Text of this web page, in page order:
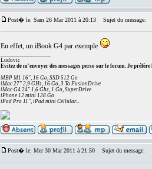
Post� le: Sam 26 Mar 2011 à 20:13 Sujet du message:
En effet, un iBook G4 par exemple
Ludovic
Evitez de m'envoyer des messages perso sur le forum. Je préfère
MBP M1 16", 16 Go, SSD 512 Go
iMac 27" 2,9 GHz, 16 Go, 3 To FusionDrive
iMac G4 24" 1,6 Ghz, 1 Go, SuperDrive
iPhone 12 mini 128 Go
iPad Pro 11", iPad mini Cellular...
Post� le: Mer 30 Mar 2011 à 21:50 Sujet du message: